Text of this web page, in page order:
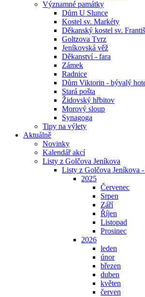
Významné památky
Dům U Slunce
Kostel sv. Markéty
Děkanský kostel sv.
Goltzova Tvrz
Jeníkovská věž
Děkanství - fara
Zámek
Radnice
Dům Viktorin - bývalý
Stará pošta
Židovský hřbitov
Morový sloup
Synagoga
Tipy na výlety
Aktuálně
Novinky
Kalendář akcí
Listy z Golčova Jeníkova
Listy z Golčova Jeníkova
2025
Červenec
Srpen
Září
Říjen
Listopad
Prosinec
2026
leden
únor
březen
duben
květen
červen